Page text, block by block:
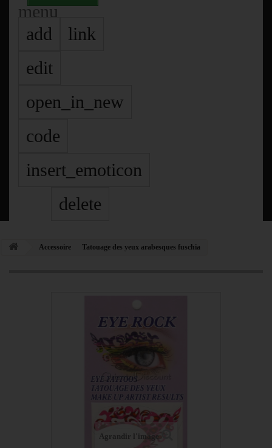
menu
add
link
edit
open_in_new
code
insert_emoticon
delete
Accessoire Tatouage des yeux arabesques fuschia
Agrandir l'image